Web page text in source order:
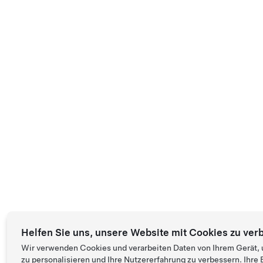
Helfen Sie uns, unsere Website mit Cookies zu
Wir verwenden Cookies und verarbeiten Daten von Ihrem
zu personalisieren und Ihre Nutzererfahrung zu verbessern.